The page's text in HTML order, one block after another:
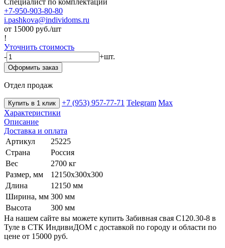
+7-950-903-80-80
i.pashkova@individoms.ru
от 15000 руб./шт
!
Уточнить стоимость
-
+шт.
Оформить заказ
Отдел продаж
Купить в 1 клик +7 (953) 957-77-71 Telegram Max
Характеристики
Описание
Доставка и оплата
Артикул
25225
Страна
Россия
Вес
2700 кг
Размер, мм
12150х300х300
Длина
12150 мм
Ширина, мм 300 мм
Высота
300 мм
На нашем сайте вы можете купить Забивная свая С120.30-8 в
Туле в СТК ИндивиДОМ с доставкой по городу и области по
цене от 15000 руб.